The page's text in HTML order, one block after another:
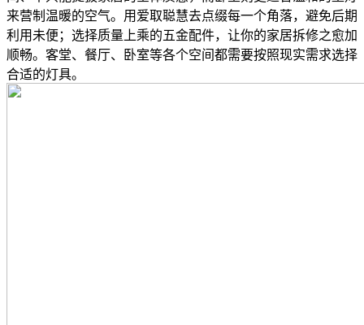
来营制温暖的空气。用爱取聪慧去点缀每一个角落，避免后期
利用未便；选择质量上乘的五金配件，让你的家居拆修之愈加
顺畅。客堂、餐厅、卧室等各个空间都需要按照现实需求选择
合适的灯具。